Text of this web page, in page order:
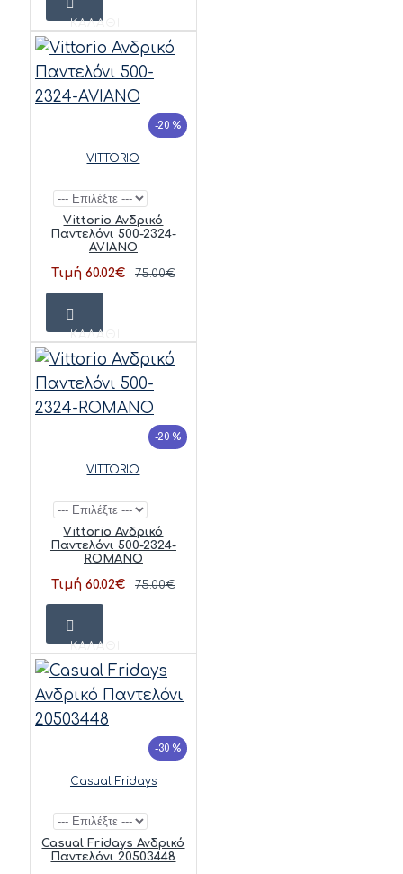
ΚΑΛΆΘΙ
-20 %
VITTORIO
Vittorio Ανδρικό
Παντελόνι 500-2324-
AVIANO
Τιμή 60.02€ 75.00€
ΚΑΛΆΘΙ
-20 %
VITTORIO
Vittorio Ανδρικό
Παντελόνι 500-2324-
ROMANO
Τιμή 60.02€ 75.00€
ΚΑΛΆΘΙ
-30 %
Casual Fridays
Casual Fridays Ανδρικό
Παντελόνι 20503448